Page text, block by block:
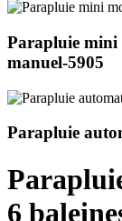
Parapluie mini
manuel-5905
Parapluie
6